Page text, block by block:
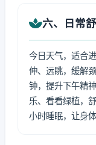
六、日常
今日天气，适合
伸、远眺，缓解
钟，提升下午精
乐、看看绿植，
小时睡眠，让身